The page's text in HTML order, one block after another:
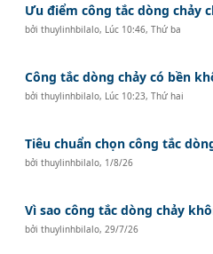
Ưu điểm công tắc dòng chảy
bởithuylinhbilalo, Lúc 10:46, Thứ ba
Công tắc dòng chảy có bền
bởithuylinhbilalo, Lúc 10:23, Thứ hai
Tiêu chuẩn chọn công tắc
bởithuylinhbilalo, 1/8/26
Vì sao công tắc dòng chảy
bởithuylinhbilalo, 29/7/26